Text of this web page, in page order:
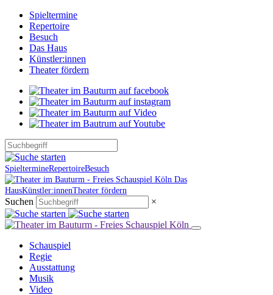
Spieltermine
Repertoire
Besuch
Das Haus
Künstler:innen
Theater fördern
SpieltermineRepertoireBesuch
Das
HausKünstler:innenTheater fördern
Suchen ×
Schauspiel
Regie
Ausstattung
Musik
Video